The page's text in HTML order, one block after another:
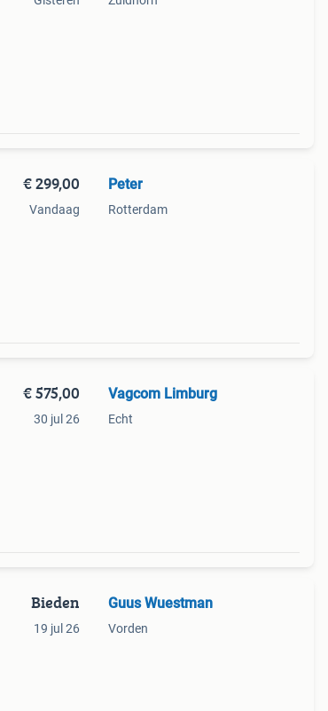
€ 299,00
Vandaag
Peter
Rotterdam
€ 575,00
30 jul 26
Vagcom Limburg
Echt
Bieden
19 jul 26
Guus Wuestman
Vorden